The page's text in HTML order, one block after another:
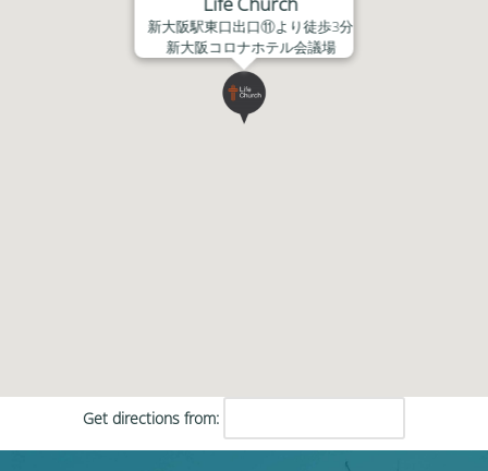
新大阪駅東口出口⑪より徒歩3分
新大阪コロナホテル会議場
Get directions from: